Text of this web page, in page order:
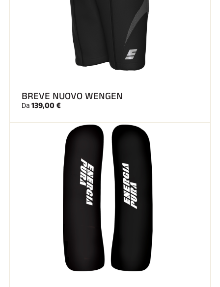
BREVE NUOVO WENGEN
Da 139,00 €